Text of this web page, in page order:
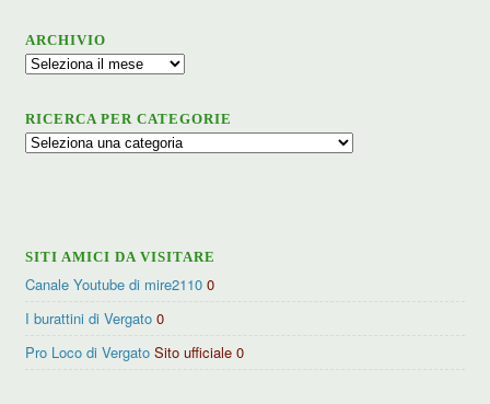
ARCHIVIO
Archivio
RICERCA PER CATEGORIE
Ricerca
SITI AMICI DA VISITARE
Canale Youtube di mire2110 0
I burattini di Vergato 0
Pro Loco di Vergato Sito ufficiale 0